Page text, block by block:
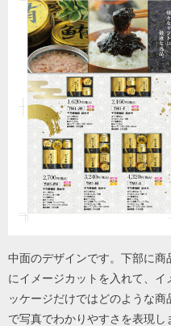
中面のデザインです。下部に
にイメージカットを入れて、
ッケージだけではどのような
で写真でわかりやすさを表現し